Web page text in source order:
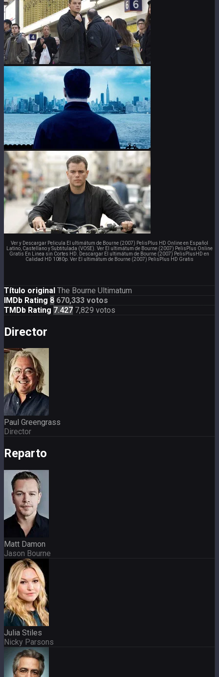
Ver y Descargar Pelicula El ultimátum de Bourne (2007) PelisPlus HD Online en Español
Latino, Castellano y Subtitulada (VOSE). Ver El ultimátum de Bourne (2007) PelisPlus Online
Gratis En Linea sin Cortes HD. Descargar El ultimátum de Bourne (2007) PelisPlusHD en
Calidad HD 1080p. Ver El ultimátum de Bourne (2007) PelisPlus HD Gratis
Título original The Bourne Ultimatum
IMDb Rating 8 670,333 votos
TMDb Rating 7.427 7,829 votos
Director
Paul Greengrass
Director
Reparto
Matt Damon
Jason Bourne
Julia Stiles
Nicky Parsons